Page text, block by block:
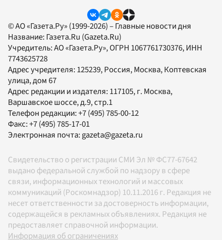
© АО «Газета.Ру» (1999-2026) – Главные новости дня
Название: Газета.Ru (Gazeta.Ru)
Учредитель:АО «Газета.Ру», ОГРН 1067761730376, ИНН
7743625728
Адрес учредителя: 125239, Россия, Москва, Коптевская
улица, дом 67
Адрес редакции и издателя: 117105, г. Москва,
Варшавское шоссе, д.9, стр.1
Телефон редакции:+7 (495) 785-00-12
Факс:+7 (495) 785-17-01
Электронная почта: gazeta@gazeta.ru
Свидетельство о регистрации СМИ Эл № ФС77-67642
выдано федеральной службой по надзору в сфере
связи, информационных технологий и массовых
коммуникаций (Роскомнадзор) 10.11.2016 г. Редакция не
несет ответственности за достоверность информации,
содержащейся в рекламных объявлениях. Редакция не
предоставляет справочной информации.
Информация об ограничениях